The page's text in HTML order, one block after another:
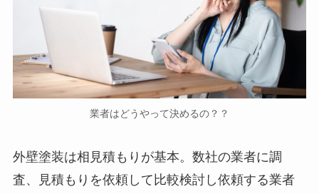
業者はどうやって決めるの？？
外壁塗装は相見積もりが基本。数社の業者に調
査、見積もりを依頼して比較検討し依頼する業者